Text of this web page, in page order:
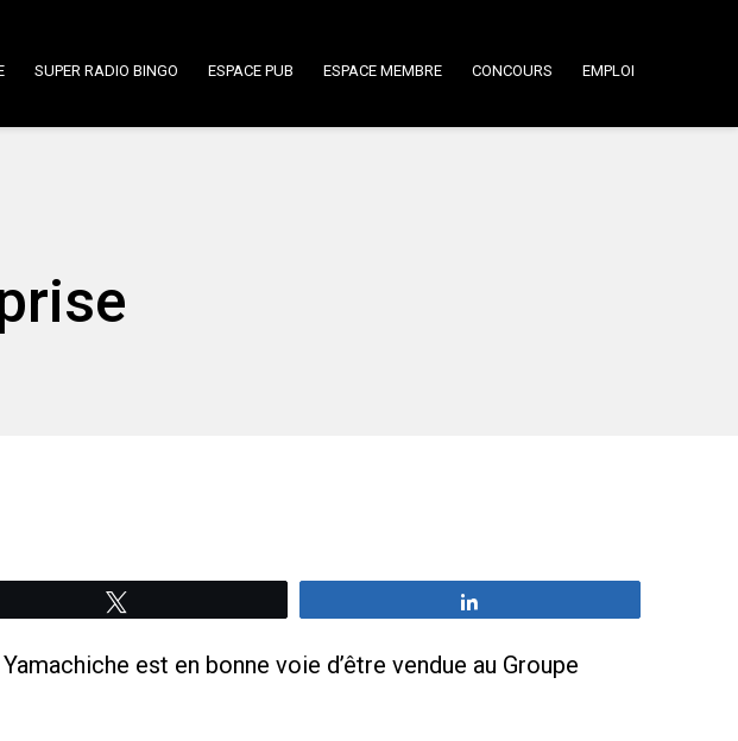
SUPER RADIO BINGO ESPACE PUB ESPACE MEMBRE CONCOURS EMPLOI
est en bonne voie d’être vendue au Groupe